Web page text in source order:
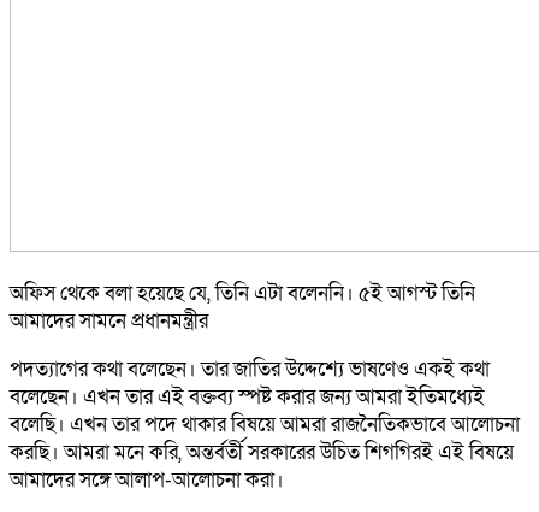
অফিস থেকে বলা হয়েছে যে, তিনি এটা বলেননি। ৫ই আগস্ট তিনি
আমাদের সামনে প্রধানমন্ত্রীর
পদত্যাগের কথা বলেছেন। তার জাতির উদ্দেশ্যে ভাষণেও একই কথা
বলেছেন। এখন তার এই বক্তব্য স্পষ্ট করার জন্য আমরা ইতিমধ্যেই
বলেছি। এখন তার পদে থাকার বিষয়ে আমরা রাজনৈতিকভাবে আলোচনা
করছি। আমরা মনে করি, অন্তর্বর্তী সরকারের উচিত শিগগিরই এই বিষয়ে
আমাদের সঙ্গে আলাপ-আলোচনা করা।